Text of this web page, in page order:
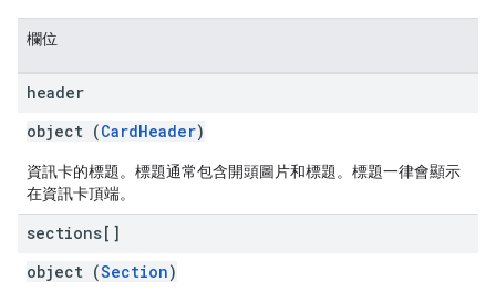
欄位
header
object (CardHeader)
資訊卡的標題。標題通常包含開頭圖片和標題。標題一律會顯示
在資訊卡頂端。
sections[]
object (Section)